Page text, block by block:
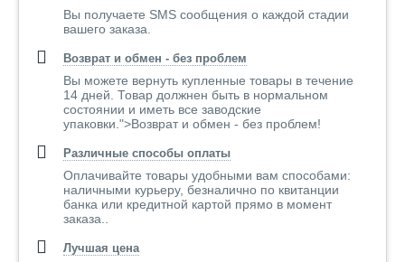
Вы получаете SMS сообщения о каждой стадии
вашего заказа.
Возврат и обмен - без проблем
Вы можете вернуть купленные товары в течение
14 дней. Товар должнен быть в нормальном
состоянии и иметь все заводские
упаковки.">Возврат и обмен - без проблем!
Различные способы оплаты
Оплачивайте товары удобными вам способами:
наличными курьеру, безналично по квитанции
банка или кредитной картой прямо в момент
заказа..
Лучшая цена